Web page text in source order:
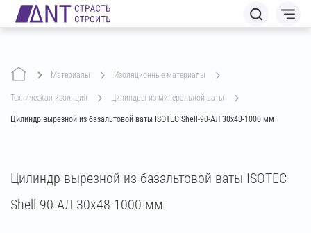
Материалы изоляционные материалы
техническая изоляция цилиндры из минеральной ваты
Цилиндр вырезной из базальтовой ваты ISOTEC Shell-90-АЛ 30х48-1000 мм
Цилиндр вырезной из базальтовой ваты ISOTEC
Shell-90-АЛ 30х48-1000 мм